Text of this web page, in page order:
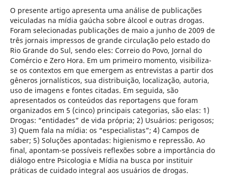
O presente artigo apresenta uma análise de publicações
veiculadas na mídia gaúcha sobre álcool e outras drogas.
Foram selecionadas publicações de maio a junho de 2009 de
três jornais impressos de grande circulação pelo estado do
Rio Grande do Sul, sendo eles: Correio do Povo, Jornal do
Comércio e Zero Hora. Em um primeiro momento, visibiliza-
se os contextos em que emergem as entrevistas a partir dos
gêneros jornalísticos, sua distribuição, localização, autoria,
uso de imagens e fontes citadas. Em seguida, são
apresentados os conteúdos das reportagens que foram
organizados em 5 (cinco) principais categorias, são elas: 1)
Drogas: “entidades” de vida própria; 2) Usuários: perigosos;
3) Quem fala na mídia: os “especialistas”; 4) Campos de
saber; 5) Soluções apontadas: higienismo e repressão. Ao
final, apontam-se possíveis reflexões sobre a importância do
diálogo entre Psicologia e Mídia na busca por instituir
práticas de cuidado integral aos usuários de drogas.